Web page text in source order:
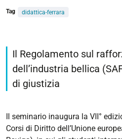
Tag didattica-ferrara
emergenze-
competenze-
democrazia
emergenze,
competenze
e
Il Regolamento sul
dell’industria bellica
di giustizia
Il seminario inaugura la VII°
Corsi di Diritto dell’Unione